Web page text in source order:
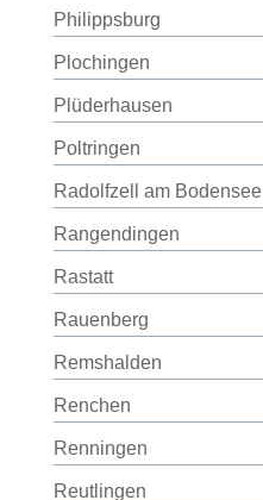
Philippsburg
Plochingen
Plüderhausen
Poltringen
Radolfzell am Bodensee
Rangendingen
Rastatt
Rauenberg
Remshalden
Renchen
Renningen
Reutlingen